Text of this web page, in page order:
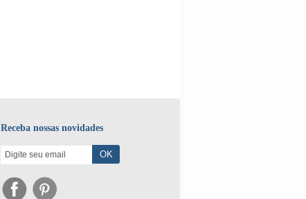
Receba nossas novidades